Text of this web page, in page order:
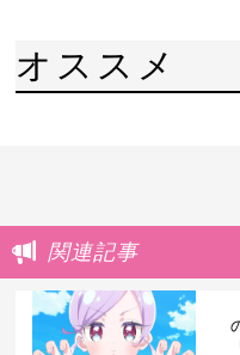
オススメ
関連記事